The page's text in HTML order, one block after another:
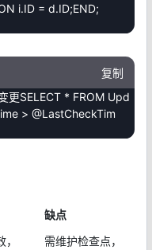
i.ID = d.ID;END;
复制
更SELECT * FROM Upd
> @LastCheckTim
缺点
需维护检查点，